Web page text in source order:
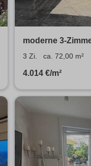
moderne 3-
Südwestbalkon
3 Zi. ca. 72,00 m²
4.014 €/m²